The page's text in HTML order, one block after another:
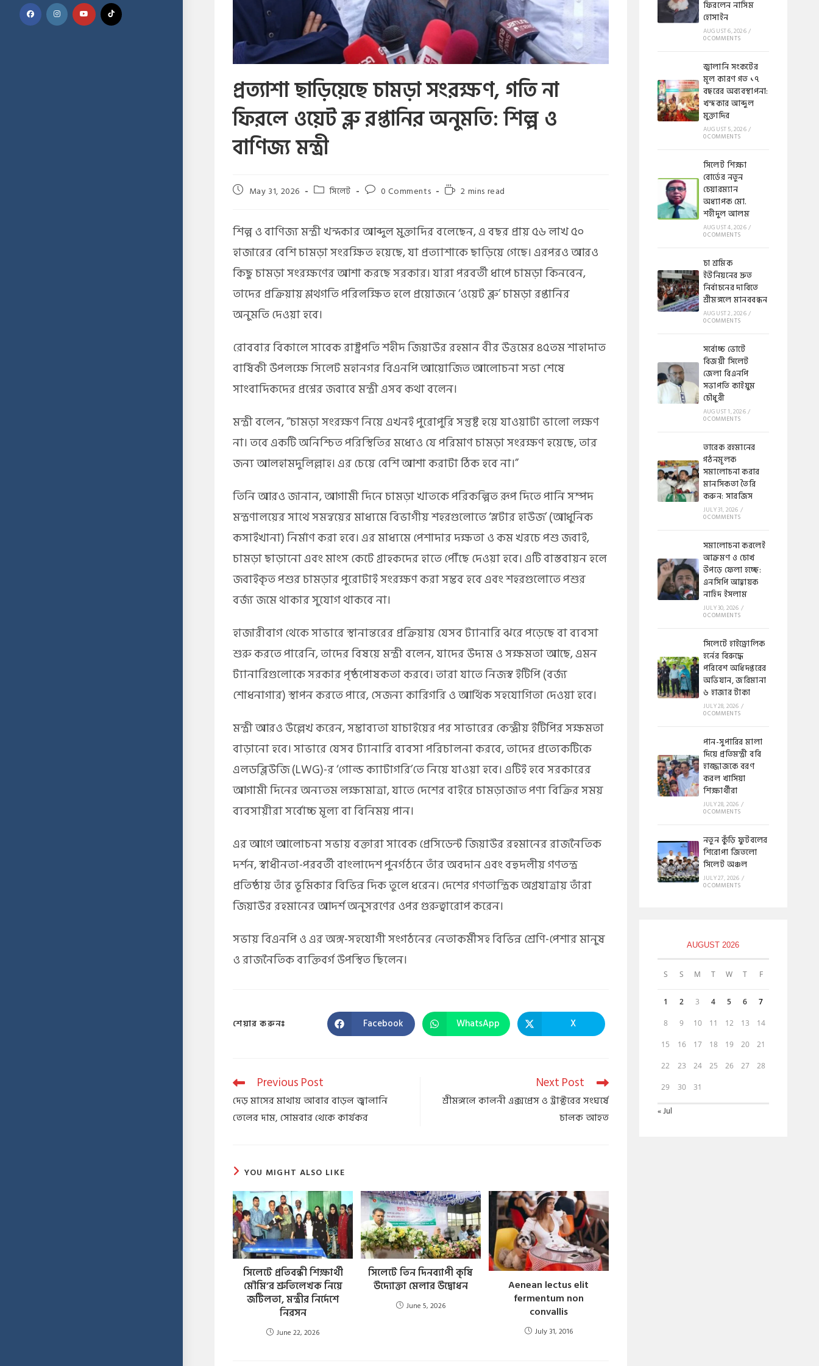
প্রত্যাশা ছাড়িয়েছে চামড়া সংরক্ষণ, গতি না
ফিরলে ওয়েট ব্লু রপ্তানির অনুমতি: শিল্প ও
বাণিজ্য মন্ত্রী
May 31, 2026 সিলেট 0 Comments 2 mins read
শিল্প ও বাণিজ্য মন্ত্রী খন্দকার আব্দুল মুক্তাদির বলেছেন, এ বছর প্রায় ৫৬ লাখ ৫০
হাজারের বেশি চামড়া সংরক্ষিত হয়েছে, যা প্রত্যাশাকে ছাড়িয়ে গেছে। এরপরও আরও
কিছু চামড়া সংরক্ষণের আশা করছে সরকার। যারা পরবর্তী ধাপে চামড়া কিনবেন,
তাদের প্রক্রিয়ায় শ্লথগতি পরিলক্ষিত হলে প্রয়োজনে ‘ওয়েট ব্লু’ চামড়া রপ্তানির
অনুমতি দেওয়া হবে।
​রোববার বিকালে সাবেক রাষ্ট্রপতি শহীদ জিয়াউর রহমান বীর উত্তমের ৪৫তম শাহাদাত
বার্ষিকী উপলক্ষে সিলেট মহানগর বিএনপি আয়োজিত আলোচনা সভা শেষে
সাংবাদিকদের প্রশ্নের জবাবে মন্ত্রী এসব কথা বলেন।
​মন্ত্রী বলেন, “চামড়া সংরক্ষণ নিয়ে এখনই পুরোপুরি সন্তুষ্ট হয়ে যাওয়াটা ভালো লক্ষণ
না। তবে একটি অনিশ্চিত পরিস্থিতির মধ্যেও যে পরিমাণ চামড়া সংরক্ষণ হয়েছে, তার
জন্য আলহামদুলিল্লাহ। এর চেয়ে বেশি আশা করাটা ঠিক হবে না।”
​তিনি আরও জানান, আগামী দিনে চামড়া খাতকে পরিকল্পিত রূপ দিতে পানি সম্পদ
মন্ত্রণালয়ের সাথে সমন্বয়ের মাধ্যমে বিভাগীয় শহরগুলোতে ‘স্লটার হাউজ’ (আধুনিক
কসাইখানা) নির্মাণ করা হবে। এর মাধ্যমে পেশাদার দক্ষতা ও কম খরচে পশু জবাই,
চামড়া ছাড়ানো এবং মাংস কেটে গ্রাহকদের হাতে পৌঁছে দেওয়া হবে। এটি বাস্তবায়ন হলে
জবাইকৃত পশুর চামড়ার পুরোটাই সংরক্ষণ করা সম্ভব হবে এবং শহরগুলোতে পশুর
বর্জ্য জমে থাকার সুযোগ থাকবে না।
​হাজারীবাগ থেকে সাভারে স্থানান্তরের প্রক্রিয়ায় যেসব ট্যানারি ঝরে পড়েছে বা ব্যবসা
শুরু করতে পারেনি, তাদের বিষয়ে মন্ত্রী বলেন, যাদের উদ্যম ও সক্ষমতা আছে, এমন
ট্যানারিগুলোকে সরকার পৃষ্ঠপোষকতা করবে। তারা যাতে নিজস্ব ইটিপি (বর্জ্য
শোধনাগার) স্থাপন করতে পারে, সেজন্য কারিগরি ও আর্থিক সহযোগিতা দেওয়া হবে।
​মন্ত্রী আরও উল্লেখ করেন, সম্ভাব্যতা যাচাইয়ের পর সাভারের কেন্দ্রীয় ইটিপির সক্ষমতা
বাড়ানো হবে। সাভারে যেসব ট্যানারি ব্যবসা পরিচালনা করবে, তাদের প্রত্যেকটিকে
এলডব্লিউজি (LWG)-র ‘গোল্ড ক্যাটাগরি’তে নিয়ে যাওয়া হবে। এটিই হবে সরকারের
আগামী দিনের অন্যতম লক্ষ্যমাত্রা, যাতে দেশের বাইরে চামড়াজাত পণ্য বিক্রির সময়
ব্যবসায়ীরা সর্বোচ্চ মূল্য বা বিনিময় পান।
​এর আগে আলোচনা সভায় বক্তারা সাবেক প্রেসিডেন্ট জিয়াউর রহমানের রাজনৈতিক
দর্শন, স্বাধীনতা-পরবর্তী বাংলাদেশ পুনর্গঠনে তাঁর অবদান এবং বহুদলীয় গণতন্ত্র
প্রতিষ্ঠায় তাঁর ভূমিকার বিভিন্ন দিক তুলে ধরেন। দেশের গণতান্ত্রিক অগ্রযাত্রায় তাঁরা
জিয়াউর রহমানের আদর্শ অনুসরণের ওপর গুরুত্বারোপ করেন।
​সভায় বিএনপি ও এর অঙ্গ-সহযোগী সংগঠনের নেতাকর্মীসহ বিভিন্ন শ্রেণি-পেশার মানুষ
ও রাজনৈতিক ব্যক্তিবর্গ উপস্থিত ছিলেন।
শেয়ার করুনঃ Facebook WhatsApp X
Previous Post
​দেড় মাসের মাথায় আবার বাড়ল জ্বালানি
তেলের দাম, সোমবার থেকে কার্যকর
Next Post
শ্রীমঙ্গলে কালনী এক্সপ্রেস ও ট্রাক্টরের সংঘর্ষে
চালক আহত
YOU MIGHT ALSO LIKE
সিলেটে প্রতিবন্ধী শিক্ষার্থী
মৌমি’র শ্রুতিলেখক নিয়ে
জটিলতা, মন্ত্রীর নির্দেশে
নিরসন
June 22, 2026
সিলেটে তিন দিনব্যাপী কৃষি
উদ্যোক্তা মেলার উদ্বোধন
June 5, 2026
Aenean lectus elit
fermentum non
convallis
July 31, 2016
ফিরলেন নাসিম
হোসাইন
AUGUST 6, 2026/
0 COMMENTS
জ্বালানি সংকটের
মূল কারণ গত ১৭
বছরের অব্যবস্থাপনা:
খন্দকার আব্দুল
মুক্তাদির
AUGUST 5, 2026/
0 COMMENTS
সিলেট শিক্ষা
বোর্ডের নতুন
চেয়ারম্যান
অধ্যাপক মো.
শহীদুল আলম
AUGUST 4, 2026/
0 COMMENTS
চা শ্রমিক
ইউনিয়নের দ্রুত
নির্বাচনের দাবিতে
শ্রীমঙ্গলে মানববন্ধন
AUGUST 2, 2026/
0 COMMENTS
সর্বোচ্চ ভোটে
বিজয়ী সিলেট
জেলা বিএনপি
সভাপতি কাইয়ুম
চৌধুরী
AUGUST 1, 2026/
0 COMMENTS
​​তারেক রহমানের
গঠনমূলক
সমালোচনা করার
মানসিকতা তৈরি
করুন: সারজিস
JULY 31, 2026 /
0 COMMENTS
সমালোচনা করলেই
আক্রমণ ও চোখ
উপড়ে ফেলা হচ্ছে:
এনসিপি আহ্বায়ক
নাহিদ ইসলাম
JULY 30, 2026 /
0 COMMENTS
​সিলেটে হাইড্রোলিক
হর্নের বিরুদ্ধে
পরিবেশ অধিদপ্তরের
অভিযান, জরিমানা
৬ হাজার টাকা
JULY 28, 2026 /
0 COMMENTS
পান-সুপারির মালা
দিয়ে প্রতিমন্ত্রী ববি
হাজ্জাজকে বরণ
করল খাসিয়া
শিক্ষার্থীরা
JULY 28, 2026 /
0 COMMENTS
নতুন কুঁড়ি ফুটবলের
শিরোপা জিতলো
সিলেট অঞ্চল
JULY 27, 2026 /
0 COMMENTS
AUGUST 2026
S S M T W T F
1 2 3 4 5 6 7
8 9 10 11 12 13 14
15 16 17 18 19 20 21
22 23 24 25 26 27 28
29 30 31
« Jul